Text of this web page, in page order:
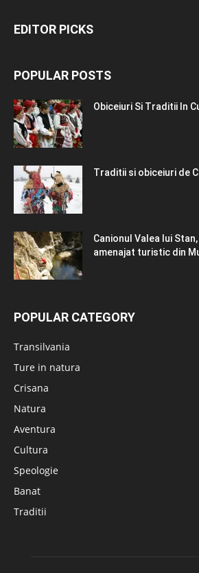
EDITOR PICKS
POPULAR POSTS
Obiceiuri Si Traditii In
Traditii si obiceiuri de
Canionul Valea lui
amenajat turistic din
POPULAR CATEGORY
Transilvania
Ture in natura
Crisana
Natura
Aventura
Cultura
Speologie
Banat
Traditii